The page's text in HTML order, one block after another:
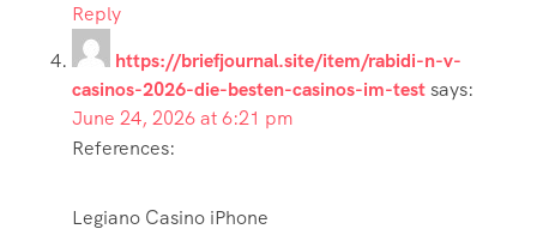
Reply
https://briefjournal.site/item/rabidi-n-v-
casinos-2026-die-besten-casinos-im-testsays:
June 24, 2026 at 6:21 pm
References:
Legiano Casino iPhone